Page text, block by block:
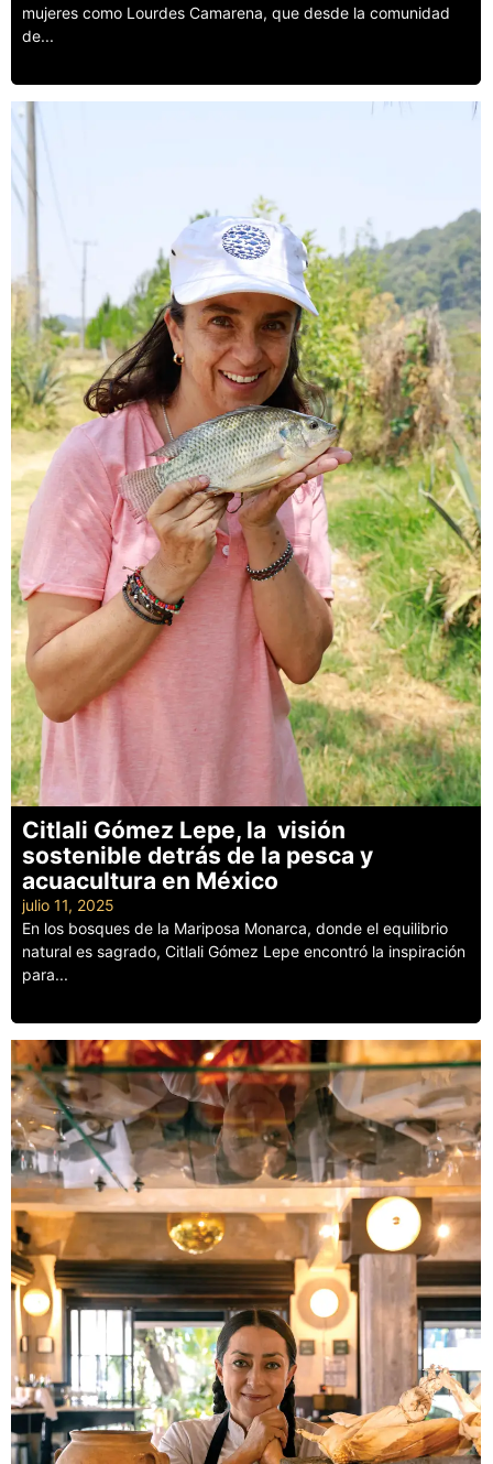
mujeres como Lourdes Camarena, que desde la comunidad
de...
Citlali Gómez Lepe, la visión
sostenible detrás de la pesca y
acuacultura en México
julio 11, 2025
En los bosques de la Mariposa Monarca, donde el equilibrio
natural es sagrado, Citlali Gómez Lepe encontró la inspiración
para...